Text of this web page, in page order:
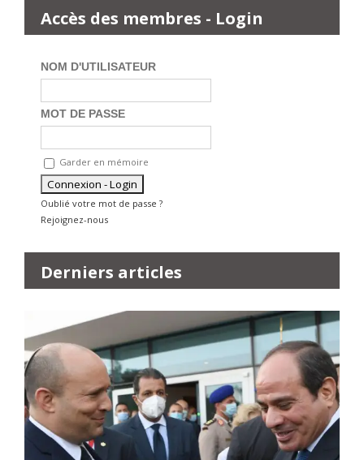
Accès des membres - Login
NOM D'UTILISATEUR
MOT DE PASSE
Garder en mémoire
Oublié votre mot de passe ?
Rejoignez-nous
Derniers articles